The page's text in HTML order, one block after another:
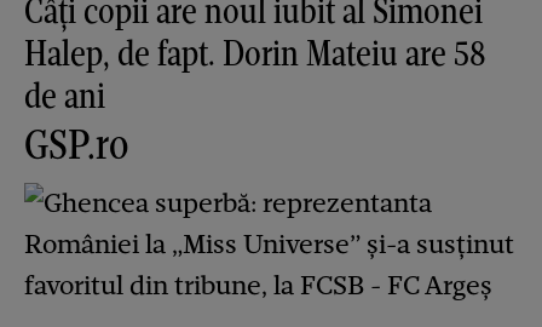
Câți copii are noul iubit al Simonei
Halep, de fapt. Dorin Mateiu are 58
de ani
GSP.ro